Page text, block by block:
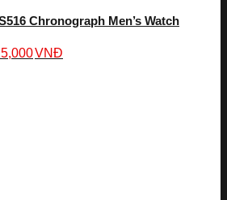
Chronograph Men’s Watch
VNĐ